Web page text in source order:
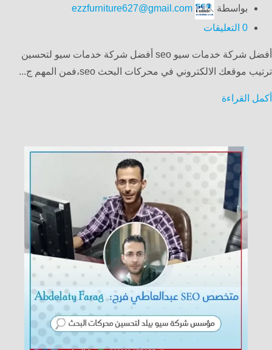
بواسطة
ezzfurniture627@gmail.com
0 التعليقات
أفضل شركة خدمات سيو seo أفضل شركة خدمات سيو لتحسين
ترتيب موقعك الالكتروني في محركات البحث seo،فمن المهم ج...
أكمل القراءة